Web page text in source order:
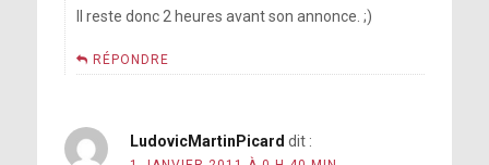
Il reste donc 2 heures avant son annonce. ;)
RÉPONDRE
LudovicMartinPicard dit :